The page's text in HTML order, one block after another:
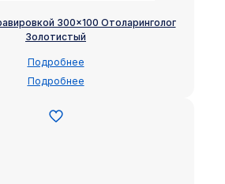
300×100 Отоларинголог
Золотистый
Подробнее
Подробнее